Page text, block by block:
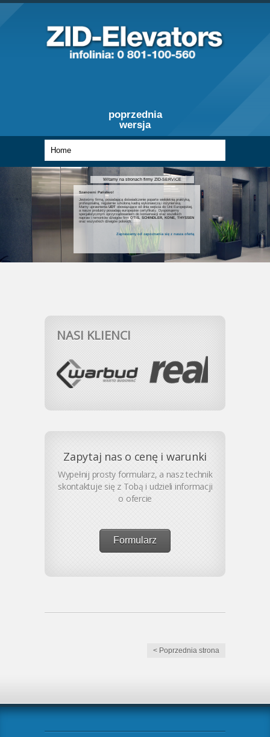
poprzednia
wersja
Witamy na stronach firmy ZID-SERVICE
Szanowni Państwo!
Jesteśmy firmą, posiadającą doświadczenie poparte wieloletnią praktyką,
profesjonalną, regularnie szkoloną kadrą wykonawczą i inżynierską.
Mamy uprawnieniaUDT obowiązujące od dnia wejścia do Unii Europejskiej,
a nasze produkty posiadają europejskie certyfikaty. Dysponujemy
specjalistycznym oprzyrządowaniem do konserwacji oraz wszelkich
napraw i remontów dźwigów firmOTIS, SCHINDLER, KONE, THYSSEN
oraz wszystkich dźwigów polskich.
Zapraszamy od zapoznania się z nasza ofertą
NASI KLIENCI
Zapytaj nas o cenę i warunki
Wypełnij prosty formularz, a nasz technik
skontaktuje się z Tobą i udzieli informacji
o ofercie
Formularz
< Poprzednia strona